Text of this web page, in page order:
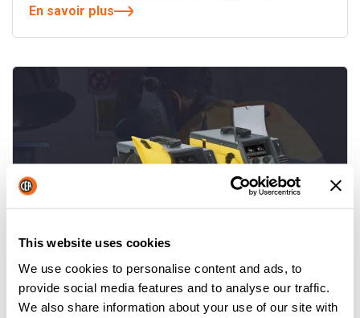
This website uses cookies
We use cookies to personalise content and ads, to
provide social media features and to analyse our traffic.
We also share information about your use of our site with
En savoir plus
YARD MOBILE: UN PAS DANS LE
SOUDAGE DE CHANTIER